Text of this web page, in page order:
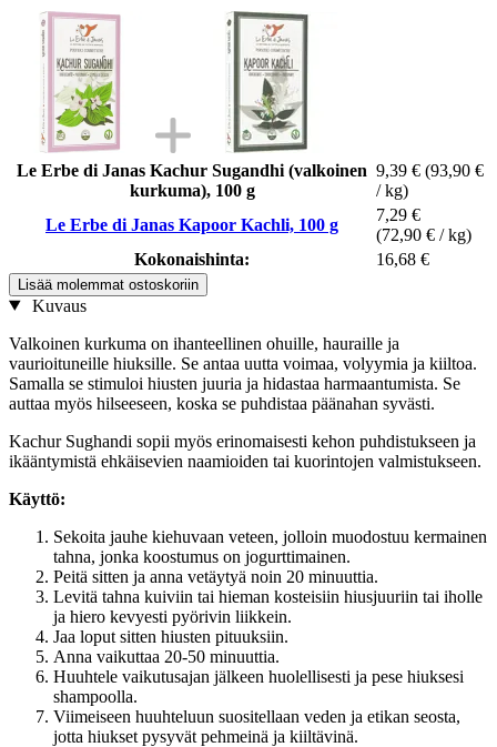
Le Erbe di Janas Kachur Sugandhi (valkoinen
kurkuma), 100 g
9,39 € (93,90 €
/ kg)
Le Erbe di Janas Kapoor Kachli, 100 g
7,29 €
(72,90 € / kg)
Kokonaishinta:
16,68 €
Lisää molemmat ostoskoriin
Kuvaus
Valkoinen kurkuma on ihanteellinen ohuille, hauraille ja
vaurioituneille hiuksille. Se antaa uutta voimaa, volyymia ja kiiltoa.
Samalla se stimuloi hiusten juuria ja hidastaa harmaantumista. Se
auttaa myös hilseeseen, koska se puhdistaa päänahan syvästi.
Kachur Sughandi sopii myös erinomaisesti kehon puhdistukseen ja
ikääntymistä ehkäisevien naamioiden tai kuorintojen valmistukseen.
Käyttö:
Sekoita jauhe kiehuvaan veteen, jolloin muodostuu kermainen
tahna, jonka koostumus on jogurttimainen.
Peitä sitten ja anna vetäytyä noin 20 minuuttia.
Levitä tahna kuiviin tai hieman kosteisiin hiusjuuriin tai iholle
ja hiero kevyesti pyörivin liikkein.
Jaa loput sitten hiusten pituuksiin.
Anna vaikuttaa 20-50 minuuttia.
Huuhtele vaikutusajan jälkeen huolellisesti ja pese hiuksesi
shampoolla.
Viimeiseen huuhteluun suositellaan veden ja etikan seosta,
jotta hiukset pysyvät pehmeinä ja kiiltävinä.